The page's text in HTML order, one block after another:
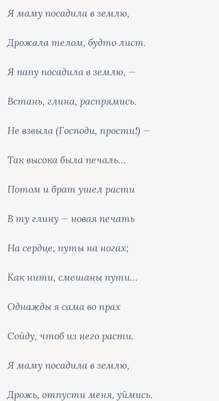
Я маму посадила в землю,
Дрожала телом, будто лист.
Я папу посадила в землю, —
Встань, глина, распрямись.
Не взвыла (Господи, прости!) —
Так высока была печаль…
Потом и брат ушел расти
В ту глину — новая печать
На сердце, путы на ногах;
Как нити, смешаны пути…
Однажды я сама во прах
Сойду, чтоб из него расти.
Я маму посадила в землю,
Дрожь, отпусти меня, уймись.